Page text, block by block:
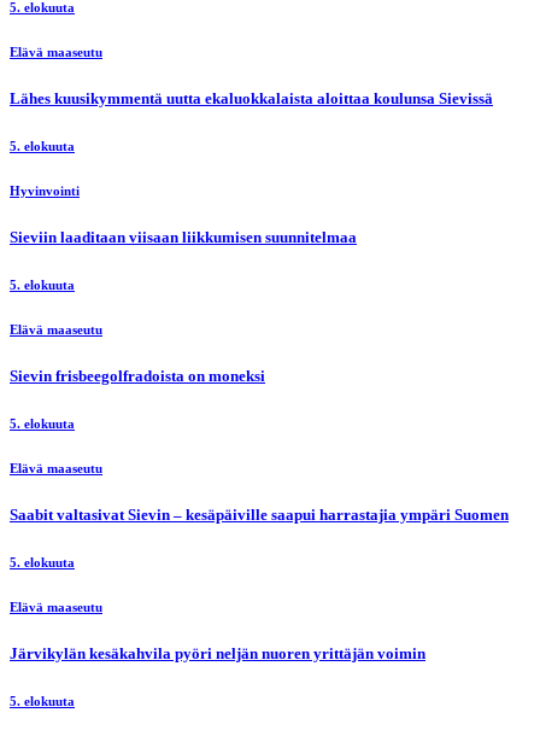
5. elokuuta
Elävä maaseutu
Lähes kuusikymmentä uutta ekaluokkalaista aloittaa koulunsa Sievissä
5. elokuuta
Hyvinvointi
Sieviin laaditaan viisaan liikkumisen suunnitelmaa
5. elokuuta
Elävä maaseutu
Sievin frisbeegolfradoista on moneksi
5. elokuuta
Elävä maaseutu
Saabit valtasivat Sievin – kesäpäiville saapui harrastajia ympäri Suomen
5. elokuuta
Elävä maaseutu
Järvikylän kesäkahvila pyöri neljän nuoren yrittäjän voimin
5. elokuuta